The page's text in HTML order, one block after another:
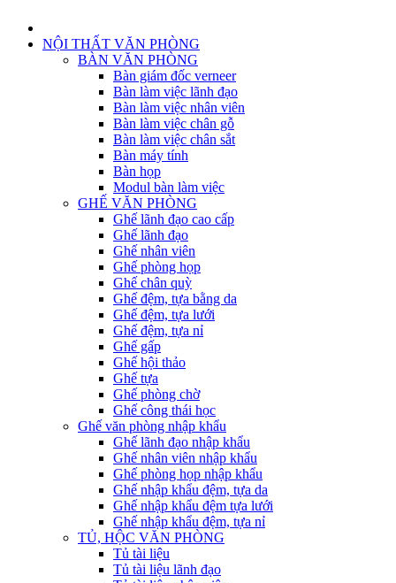
NỘI THẤT VĂN PHÒNG
BÀN VĂN PHÒNG
Bàn giám đốc verneer
Bàn làm việc lãnh đạo
Bàn làm việc nhân viên
Bàn làm việc chân gỗ
Bàn làm việc chân sắt
Bàn máy tính
Bàn họp
Modul bàn làm việc
GHẾ VĂN PHÒNG
Ghế lãnh đạo cao cấp
Ghế lãnh đạo
Ghế nhân viên
Ghế phòng họp
Ghế chân quỳ
Ghế đệm, tựa bằng da
Ghế đệm, tựa lưới
Ghế đệm, tựa nỉ
Ghế gấp
Ghế hội thảo
Ghế tựa
Ghế phòng chờ
Ghế công thái học
Ghế văn phòng nhập khẩu
Ghế lãnh đạo nhập khẩu
Ghế nhân viên nhập khẩu
Ghế phòng họp nhập khẩu
Ghế nhập khẩu đệm, tựa da
Ghế nhập khẩu đệm tựa lưới
Ghế nhập khẩu đệm, tựa nỉ
TỦ, HỘC VĂN PHÒNG
Tủ tài liệu
Tủ tài liệu lãnh đạo